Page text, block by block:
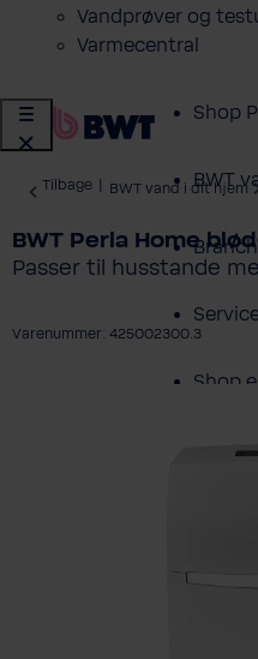
Vandprøver og
Varmecentral
Shop
BWT
Shop
Om
Tilbage BWT vand i dit hjem
BWT Perla Home
Passer til husstande
Varenummer: 425002300.3